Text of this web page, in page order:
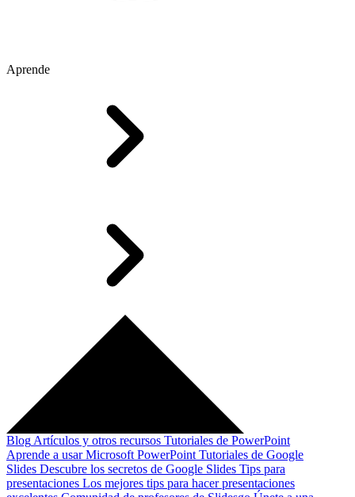
Aprende
Blog Artículos y otros recursos Tutoriales de PowerPoint
Aprende a usar Microsoft PowerPoint Tutoriales de Google
Slides Descubre los secretos de Google Slides Tips para
presentaciones Los mejores tips para hacer presentaciones